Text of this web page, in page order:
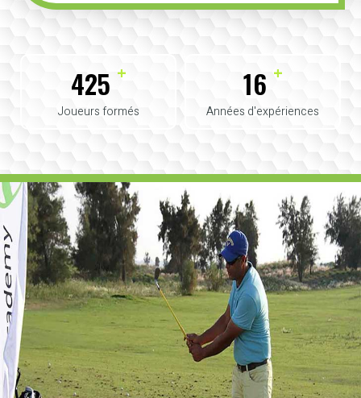
425 +
Joueurs formés
16 +
Années d'expériences